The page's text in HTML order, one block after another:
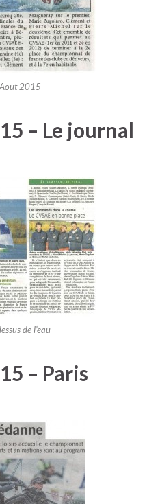
2015
– Le journal
de l’eau
– Paris